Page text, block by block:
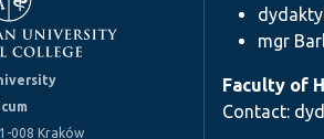
008 Kraków
mgr
Faculty of
Contact: